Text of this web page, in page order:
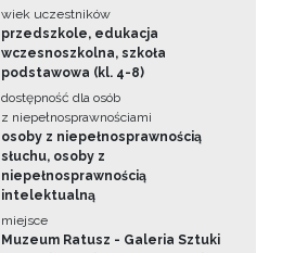
wiek uczestników
przedszkole, edukacja
wczesnoszkolna, szkoła
podstawowa (kl. 4-8)
dostępność dla osób
z niepełnosprawnościami
osoby z niepełnosprawnością
słuchu, osoby z
niepełnosprawnością
intelektualną
miejsce
Muzeum Ratusz - Galeria Sztuki